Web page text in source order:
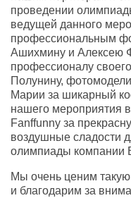
проведении
ведущей данного
профессиональным
Ашихмину и Алексею
профессионалу
Полунину,
Марии за шикарный
нашего мероприятия
Fanffunny за
воздушные сладости
олимпиады компании
Мы очень ценим
и благодарим за